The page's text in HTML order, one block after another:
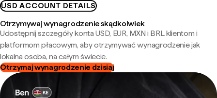
USD ACCOUNT DETAILS
Otrzymywaj wynagrodzenie skądkolwiek
Udostępnij szczegóły konta USD, EUR, MXN i BRL klientom i
platformom płacowym, aby otrzymywać wynagrodzenie jak
lokalna osoba, na całym świecie.
Otrzymaj wynagrodzenie dzisiaj